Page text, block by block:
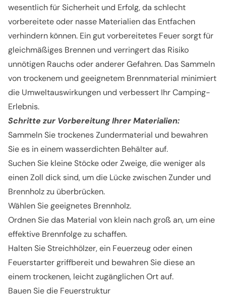
wesentlich für Sicherheit und Erfolg, da schlecht
vorbereitete oder nasse Materialien das Entfachen
verhindern können. Ein gut vorbereitetes Feuer sorgt für
gleichmäßiges Brennen und verringert das Risiko
unnötigen Rauchs oder anderer Gefahren. Das Sammeln
von trockenem und geeignetem Brennmaterial minimiert
die Umweltauswirkungen und verbessert Ihr Camping-
Erlebnis.
Schritte zur Vorbereitung Ihrer Materialien:
Sammeln Sie trockenes Zundermaterial und bewahren
Sie es in einem wasserdichten Behälter auf.
Suchen Sie kleine Stöcke oder Zweige, die weniger als
einen Zoll dick sind, um die Lücke zwischen Zunder und
Brennholz zu überbrücken.
Wählen Sie geeignetes Brennholz.
Ordnen Sie das Material von klein nach groß an, um eine
effektive Brennfolge zu schaffen.
Halten Sie Streichhölzer, ein Feuerzeug oder einen
Feuerstarter griffbereit und bewahren Sie diese an
einem trockenen, leicht zugänglichen Ort auf.
Bauen Sie die Feuerstruktur